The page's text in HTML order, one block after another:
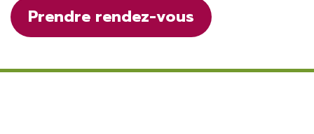
Prendre rendez-vous